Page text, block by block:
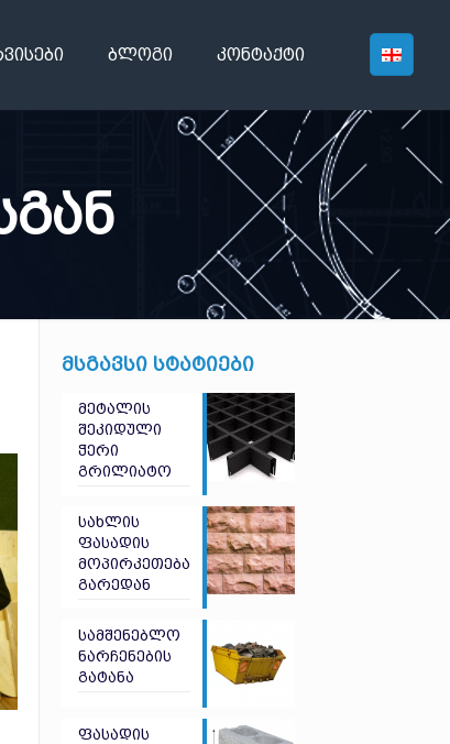
ბლოგი კონტაქტი
მსგავსი სტატიები
მეტალის
შეკიდული
ჭერი
გრილიატო
სახლის
ფასადის
მოპირკეთება
გარედან
სამშენებლო
ნარჩენების
გატანა
ფასადის